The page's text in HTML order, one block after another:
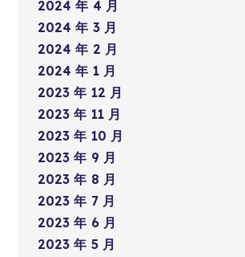
2024 年 4 月
2024 年 3 月
2024 年 2 月
2024 年 1 月
2023 年 12 月
2023 年 11 月
2023 年 10 月
2023 年 9 月
2023 年 8 月
2023 年 7 月
2023 年 6 月
2023 年 5 月